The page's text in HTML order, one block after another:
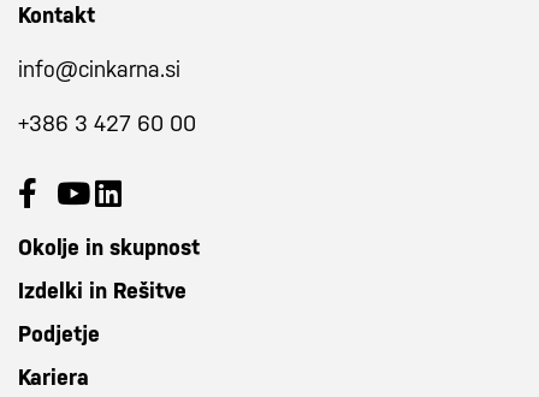
Kontakt
info@cinkarna.si
+386 3 427 60 00
Okolje in skupnost
Izdelki in Rešitve
Podjetje
Kariera